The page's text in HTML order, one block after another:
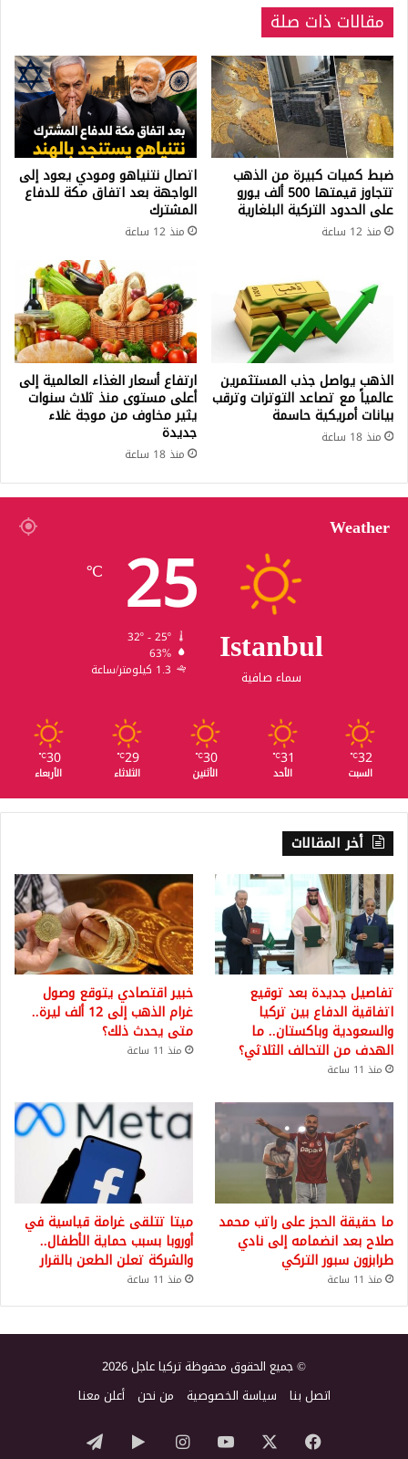
مقالات ذات صلة
ضبط كميات كبيرة من الذهب
تتجاوز قيمتها 500 ألف يورو
على الحدود التركية البلغارية
منذ 12 ساعة
اتصال نتنياهو ومودي يعود إلى
الواجهة بعد اتفاق مكة للدفاع
المشترك
منذ 12 ساعة
الذهب يواصل جذب المستثمرين
عالمياً مع تصاعد التوترات وترقب
بيانات أمريكية حاسمة
منذ 18 ساعة
ارتفاع أسعار الغذاء العالمية إلى
أعلى مستوى منذ ثلاث سنوات
يثير مخاوف من موجة غلاء
جديدة
منذ 18 ساعة
Weather
Istanbul
سماء صافية
25
℃
32º - 25º
63%
1.3 كيلومتر/ساعة
32
℃
السبت
31
℃
الأحد
30
℃
الأثنين
29
℃
الثلاثاء
30
℃
الأربعاء
أخر المقالات
تفاصيل جديدة بعد توقيع
اتفاقية الدفاع بين تركيا
والسعودية وباكستان.. ما
الهدف من التحالف الثلاثي؟
منذ 11 ساعة
خبير اقتصادي يتوقع وصول
غرام الذهب إلى 12 ألف ليرة..
متى يحدث ذلك؟
منذ 11 ساعة
ما حقيقة الحجز على راتب محمد
صلاح بعد انضمامه إلى نادي
طرابزون سبور التركي
منذ 11 ساعة
ميتا تتلقى غرامة قياسية في
أوروبا بسبب حماية الأطفال..
والشركة تعلن الطعن بالقرار
منذ 11 ساعة
© جميع الحقوق محفوظة تركيا عاجل 2026
اتصل بنا سياسة الخصوصية من نحن أعلن معنا
فيسبوك ‫YouTubeانستقرام‏Googleتيلقرام